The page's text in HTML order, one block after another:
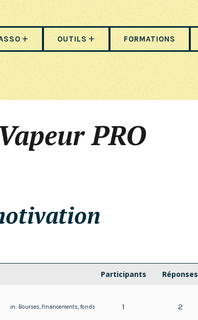
OUTILS FORMATIONS
PRO
Participants Réponses
in: Bourses, financements, fonds 1 2